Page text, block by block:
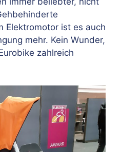
Elektromotor ist es auch
mehr. Kein Wunder,
zahlreich